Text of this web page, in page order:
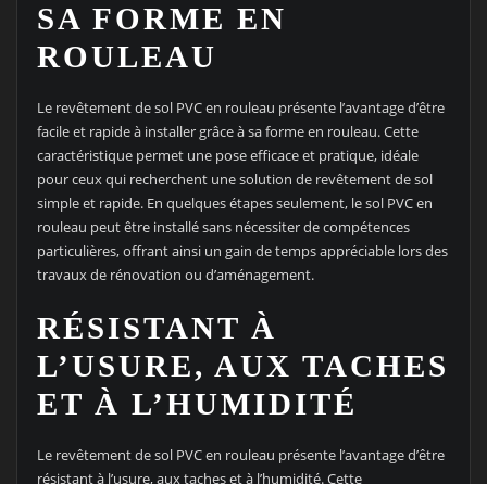
SA FORME EN
ROULEAU
Le revêtement de sol PVC en rouleau présente l’avantage d’être
facile et rapide à installer grâce à sa forme en rouleau. Cette
caractéristique permet une pose efficace et pratique, idéale
pour ceux qui recherchent une solution de revêtement de sol
simple et rapide. En quelques étapes seulement, le sol PVC en
rouleau peut être installé sans nécessiter de compétences
particulières, offrant ainsi un gain de temps appréciable lors des
travaux de rénovation ou d’aménagement.
RÉSISTANT À
L’USURE, AUX TACHES
ET À L’HUMIDITÉ
Le revêtement de sol PVC en rouleau présente l’avantage d’être
résistant à l’usure, aux taches et à l’humidité. Cette